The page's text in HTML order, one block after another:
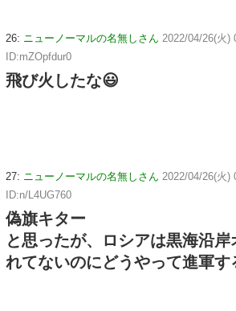
26: ニューノーマルの名無しさん 2022/04/26(火)
ID:mZOpfdur0
飛び火したな😃
27: ニューノーマルの名無しさん 2022/04/26(火)
ID:n/L4UG760
偽旗キター
と思ったが、ロシアは黒海沿岸
れてないのにどうやって進軍す